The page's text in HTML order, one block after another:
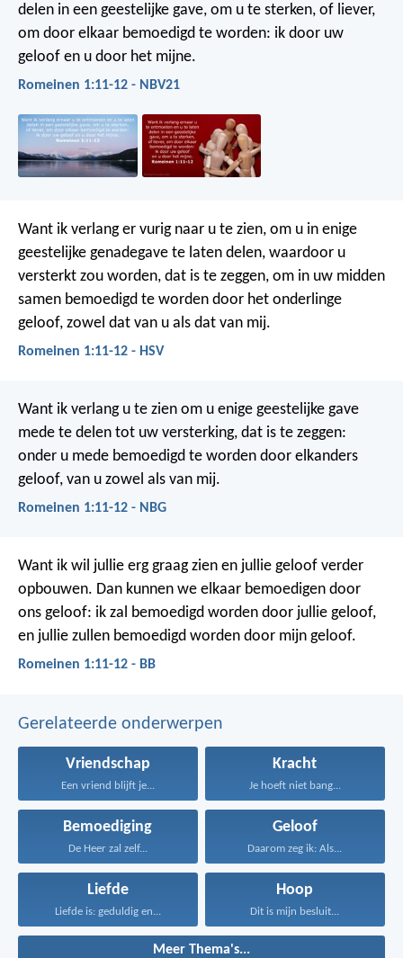
delen in een geestelijke gave, om u te sterken, of liever,
om door elkaar bemoedigd te worden: ik door uw
geloof en u door het mijne.
Romeinen 1:11-12 - NBV21
Want ik verlang er vurig naar u te zien, om u in enige
geestelijke genadegave te laten delen, waardoor u
versterkt zou worden, dat is te zeggen, om in uw midden
samen bemoedigd te worden door het onderlinge
geloof, zowel dat van u als dat van mij.
Romeinen 1:11-12 - HSV
Want ik verlang u te zien om u enige geestelijke gave
mede te delen tot uw versterking, dat is te zeggen:
onder u mede bemoedigd te worden door elkanders
geloof, van u zowel als van mij.
Romeinen 1:11-12 - NBG
Want ik wil jullie erg graag zien en jullie geloof verder
opbouwen. Dan kunnen we elkaar bemoedigen door
ons geloof: ik zal bemoedigd worden door jullie geloof,
en jullie zullen bemoedigd worden door mijn geloof.
Romeinen 1:11-12 - BB
Gerelateerde onderwerpen
Vriendschap
Een vriend blijft je...
Kracht
Je hoeft niet bang...
Bemoediging
De Heer zal zelf...
Geloof
Daarom zeg ik: Als...
Liefde
Liefde is: geduldig en...
Hoop
Dit is mijn besluit...
Meer Thema's...